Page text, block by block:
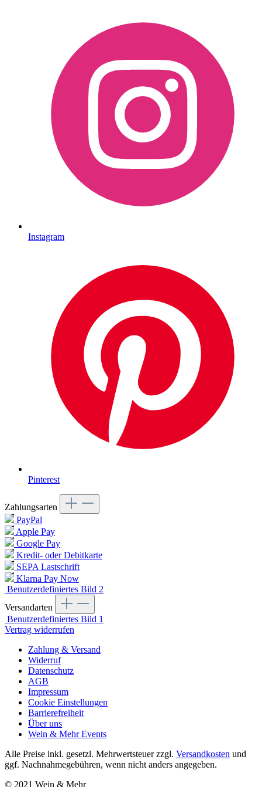
Instagram
Pinterest
Zahlungsarten
PayPal
Apple Pay
Google Pay
Kredit- oder Debitkarte
SEPA Lastschrift
Klarna Pay Now
Benutzerdefiniertes Bild 2
Versandarten
Benutzerdefiniertes Bild 1
Vertrag widerrufen
Zahlung & Versand
Widerruf
Datenschutz
AGB
Impressum
Cookie Einstellungen
Barrierefreiheit
Über uns
Wein & Mehr Events
Alle Preise inkl. gesetzl. Mehrwertsteuer zzgl. Versandkosten und
ggf. Nachnahmegebühren, wenn nicht anders angegeben.
© 2021 Wein & Mehr